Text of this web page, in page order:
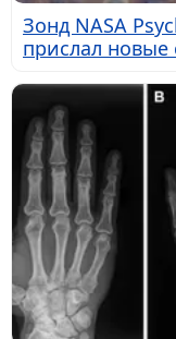
Зонд NASA
прислал